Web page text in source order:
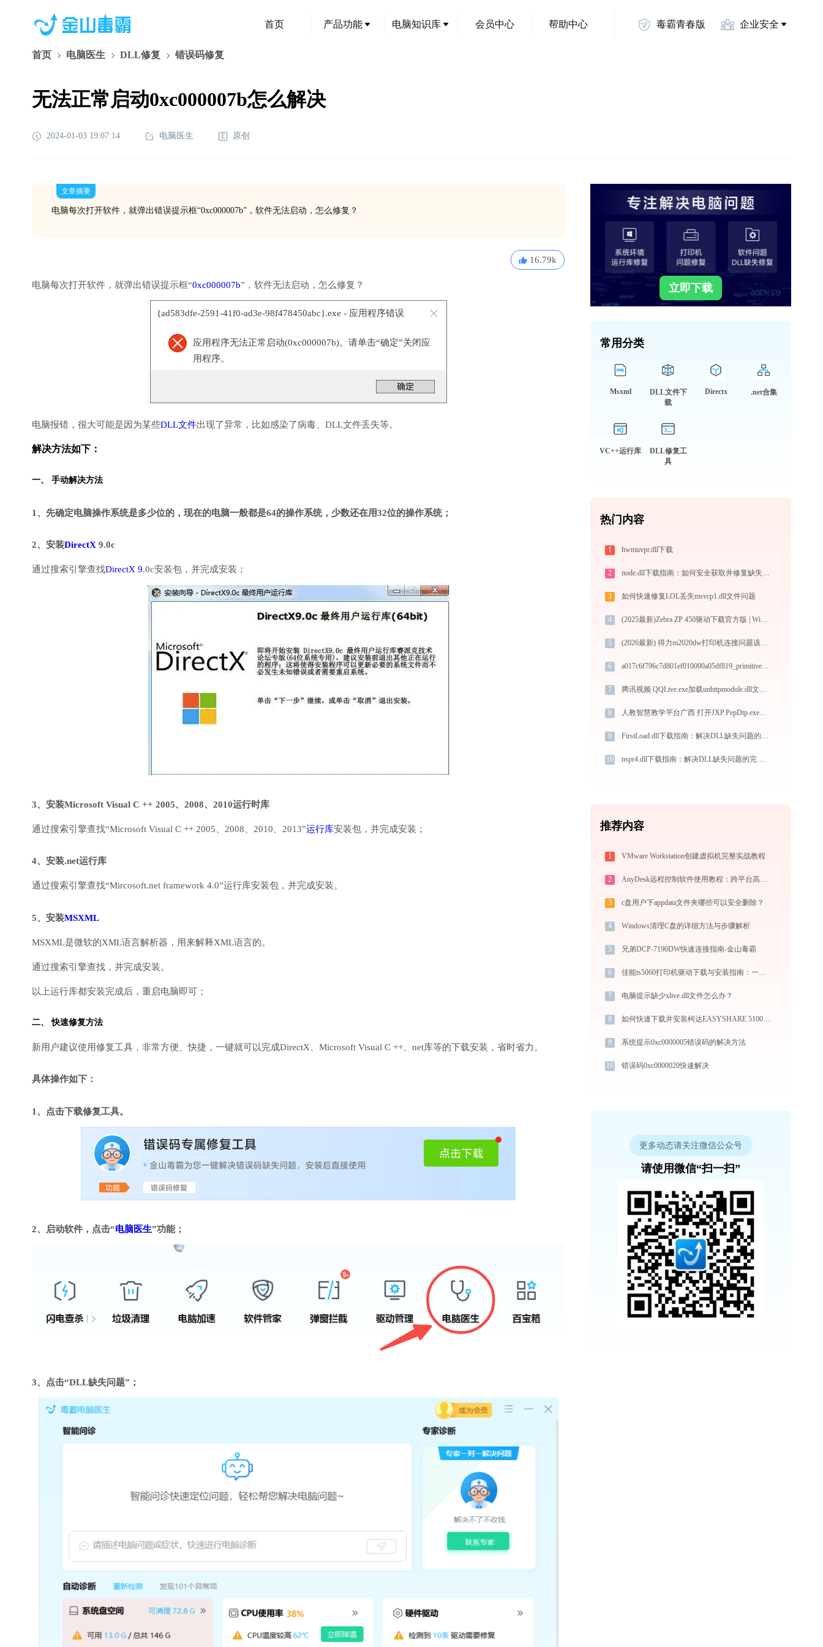
首页 产品功能 电脑知识库 会员中心 帮助中心 毒霸青春版 企业安全
首页 电脑医生 DLL修复 错误码修复
无法正常启动0xc000007b怎么解决
2024-01-03 19:07:14 电脑医生 原创
文章摘要
电脑每次打开软件，就弹出错误提示框“0xc000007b”，软件无法启动，怎么修复？
16.79k
电脑每次打开软件，就弹出错误提示框“0xc000007b”，软件无法启动，怎么修复？
{ad583dfe-2591-41f0-ad3e-98f478450abc}.exe - 应用程序错误
应用程序无法正常启动(0xc000007b)。请单击“确定”关闭应
用程序。
电脑报错，很大可能是因为某些DLL文件出现了异常，比如感染了病毒、DLL文件丢失等。
解决方法如下：
一、 手动解决方法
1、先确定电脑操作系统是多少位的，现在的电脑一般都是64的操作系统，少数还在用32位的操作系统；
2、安装DirectX 9.0c
通过搜索引擎查找DirectX 9.0c安装包，并完成安装；
3、安装Microsoft Visual C ++ 2005、2008、2010运行时库
通过搜索引擎查找“Microsoft Visual C ++ 2005、2008、2010、2013”运行库安装包，并完成安装；
4、安装.net运行库
通过搜索引擎查找“Mircosoft.net framework 4.0”运行库安装包，并完成安装。
5、安装MSXML
MSXML是微软的XML语言解析器，用来解释XML语言的。
通过搜索引擎查找，并完成安装。
以上运行库都安装完成后，重启电脑即可；
二、 快速修复方法
新用户建议使用修复工具，非常方便、快捷，一键就可以完成DirectX、Microsoft Visual C ++、net库等的下载安装，省时省力。
具体操作如下：
1、点击下载修复工具。
2、启动软件，点击“电脑医生”功能；
3、点击“DLL缺失问题”；
立即下载
常用分类
Msxml
DLL文件下
载
Directx .net合集
VC++运行库
DLL修复工
具
热门内容
1 hwmuvpr.dll下载
2 node.dll下载指南：如何安全获取并修复缺失的DLL文件
3 如何快速修复LOL丢失msvcp1.dll文件问题
4 (2025最新)Zebra ZP 450驱动下载官方版 | Win10/Win11兼容
5 (2026最新) 得力m2020dw打印机连接问题该如何解决？-金山毒霸
6 a017c6f796c7d801ef010000a05df819_primitivetransformers.dll下载
7 腾讯视频 QQLive.exe加载unhttpmodule.dll文件丢失处理办法
8 人教智慧教学平台广西 打开JXP.PepDtp.exe找不到msvcr110.dll怎么办
9 FirstLoad.dll下载指南：解决DLL缺失问题的完整方案（32/64位官方免费版）
10 nspr4.dll下载指南：解决DLL缺失问题的完整方案
推荐内容
1 VMware Workstation创建虚拟机完整实战教程
2 AnyDesk远程控制软件使用教程：跨平台高速远程桌面连接完全指南
3 c盘用户下appdata文件夹哪些可以安全删除？
4 Windows清理C盘的详细方法与步骤解析
5 兄弟DCP-7190DW快速连接指南-金山毒霸
6 佳能ts5060打印机驱动下载与安装指南：一步步教您操作
7 电脑提示缺少xlive.dll文件怎么办？
8 如何快速下载并安装柯达EASYSHARE 5100打印机驱动：详细步骤解析
9 系统提示0xc0000005错误码的解决方法
10 错误码0xc0000020快速解决
更多动态请关注微信公众号
请使用微信“扫一扫”